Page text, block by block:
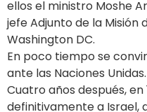
ellos el ministro Moshe
jefe Adjunto de la Misión
Washington DC.
En poco tiempo se
ante las Naciones Unidas.
Cuatro años después, en
definitivamente a Israel,